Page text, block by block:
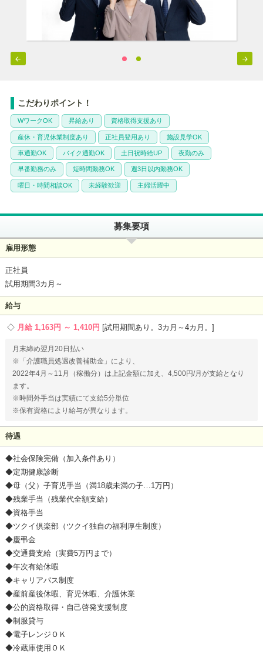
 
こだわりポイント！
WワークOK 昇給あり 資格取得支援あり
産休・育児休業制度あり 正社員登用あり 施設見学OK
車通勤OK バイク通勤OK 土日祝時給UP 夜勤のみ
早番勤務のみ 短時間勤務OK 週3日以内勤務OK
曜日・時間相談OK 未経験歓迎 主婦活躍中
募集要項
雇用形態
正社員
試用期間3カ月～
給与
月給 1,163円 ～ 1,410円 試用期間あり。3カ月～4カ月。
月末締め翌月20日払い
※「介護職員処遇改善補助金」により、
2022年4月～11月（稼働分）は上記金額に加え、4,500円/月が支給となり
ます。
※時間外手当は実績にて支給5分単位
※保有資格により給与が異なります。
待遇
◆社会保険完備（加入条件あり）
◆定期健康診断
◆母（父）子育児手当（満18歳未満の子…1万円）
◆残業手当（残業代全額支給）
◆資格手当
◆ツクイ倶楽部（ツクイ独自の福利厚生制度）
◆慶弔金
◆交通費支給（実費5万円まで）
◆年次有給休暇
◆キャリアパス制度
◆産前産後休暇、育児休暇、介護休業
◆公的資格取得・自己啓発支援制度
◆制服貸与
◆電子レンジＯＫ
◆冷蔵庫使用ＯＫ